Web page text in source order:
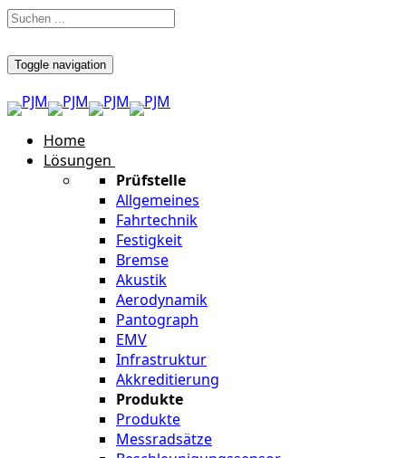
Toggle navigation
Home
Lösungen
Prüfstelle
Allgemeines
Fahrtechnik
Festigkeit
Bremse
Akustik
Aerodynamik
Pantograph
EMV
Infrastruktur
Akkreditierung
Produkte
Produkte
Messradsätze